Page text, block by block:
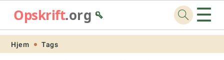
Skip
Skip
Skip
Skip
Opskrift.org🥄 ☰
Hjem Tags